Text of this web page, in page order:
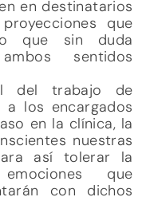
en destinatarios
que
que sin duda
sentidos
del trabajo de
a los encargados
en la clínica, la
nuestras
así tolerar la
que
con dichos